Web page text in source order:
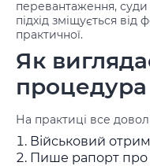
перевантаження,
підхід зміщується
практичної.
Як
На практиці все
Військовий
Пише рапорт про